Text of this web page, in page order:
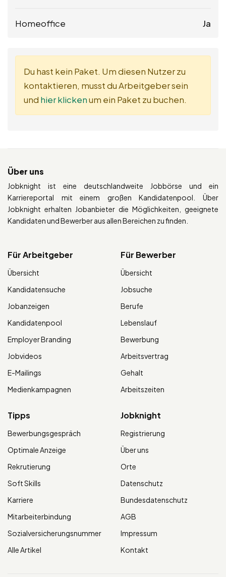
Homeoffice Ja
Du hast kein Paket. Um diesen Nutzer zu
kontaktieren, musst du Arbeitgeber sein
und hier klickenum ein Paket zu buchen.
Über uns
Jobknight ist eine deutschlandweite Jobbörse und ein
Karriereportal mit einem großen Kandidatenpool. Über
Jobknight erhalten Jobanbieter die Möglichkeiten, geeignete
Kandidaten und Bewerber aus allen Bereichen zu finden.
Für Arbeitgeber
Übersicht
Kandidatensuche
Jobanzeigen
Kandidatenpool
Employer Branding
Jobvideos
E-Mailings
Medienkampagnen
Für Bewerber
Übersicht
Jobsuche
Berufe
Lebenslauf
Bewerbung
Arbeitsvertrag
Gehalt
Arbeitszeiten
Tipps
Bewerbungsgespräch
Optimale Anzeige
Rekrutierung
Soft Skills
Karriere
Mitarbeiterbindung
Sozialversicherungsnummer
Alle Artikel
Jobknight
Registrierung
Über uns
Orte
Datenschutz
Bundesdatenschutz
AGB
Impressum
Kontakt